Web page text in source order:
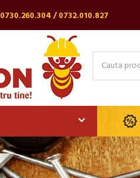
0730.260.304 / 0732.010.827